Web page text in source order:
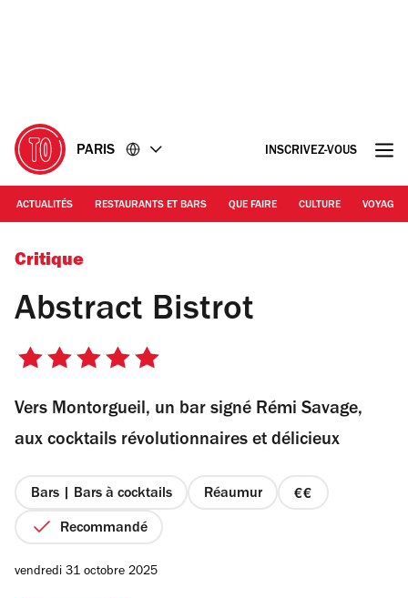
PARIS INSCRIVEZ-VOUS
ACTUALITÉS RESTAURANTS ET BARS QUE FAIRE CULTURE VOYAGE
© Antoine Besse
Critique
Abstract Bistrot
5
5
étoiles
Vers Montorgueil, un bar signé Rémi Savage,
aux cocktails révolutionnaires et délicieux
Bars | Bars à cocktails Réaumur
prix
Recommandé
vendredi 31 octobre 2025